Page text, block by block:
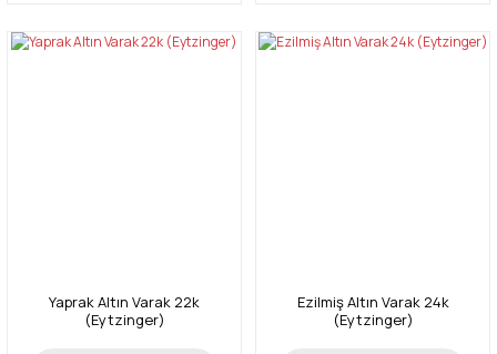
Yaprak Altın Varak 22k
(Eytzinger)
Ezilmiş Altın Varak 24k
(Eytzinger)